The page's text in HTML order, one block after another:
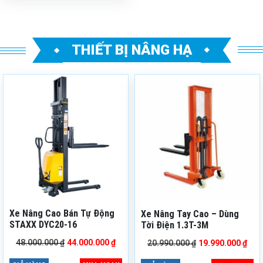
THIẾT BỊ NÂNG HẠ
Mã sản phẩm: DYC20-16
Thương hiệu: STAXX
Bảo hành: 06 tháng
Tình trạng: Còn hàng
Gọi ngay:0888 799 236
Kho hàng: Số 68, Vĩnh
Quỳnh, Đại Thanh, TP. Hà
Xe Nâng Cao Bán Tự Động
STAXX DYC20-16
48.000.000₫ Giá
44.000.000₫Giá
Mã sản phẩm: XNTC-TĐ
Thương hiệu: NIKI
Bảo hành: 06 tháng
Tình trạng: Còn hàng
Xe Nâng Tay Cao – Dùng
Tời Điện 1.3T-3M
20.990.000₫ Giá
19.990.000₫Giá